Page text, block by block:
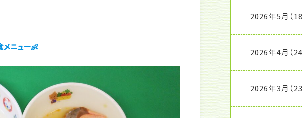
メニュー👶
2026年5月 （
2026年4月 （
2026年3月 （